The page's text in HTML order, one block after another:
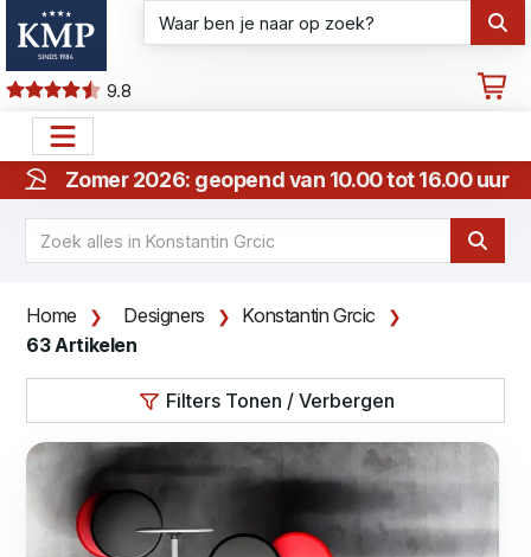
9.8
Zomer 2026: geopend van 10.00 tot 16.00 uur
Home Designers
Konstantin Grcic
63 Artikelen
Filters Tonen / Verbergen